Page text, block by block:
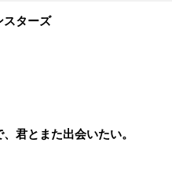
スターズ
君とまた出会いたい。